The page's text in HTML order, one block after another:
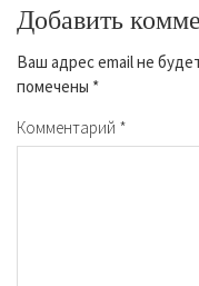
Добавить
Ваш адрес email не
помечены *
Комментарий *